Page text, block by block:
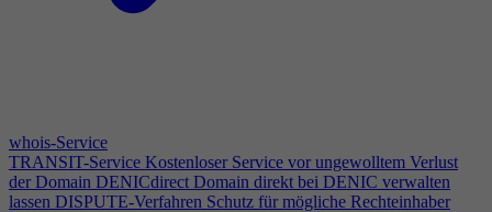
whois-Service
TRANSIT-Service Kostenloser Service vor ungewolltem Verlust
der Domain DENICdirect Domain direkt bei DENIC verwalten
lassen DISPUTE-Verfahren Schutz für mögliche Rechteinhaber